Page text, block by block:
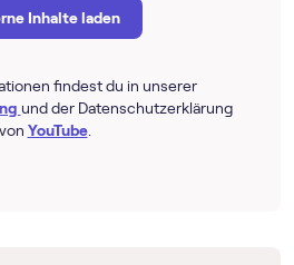
Inhalte laden
findest du in unserer
und der Datenschutzerklärung
von YouTube.